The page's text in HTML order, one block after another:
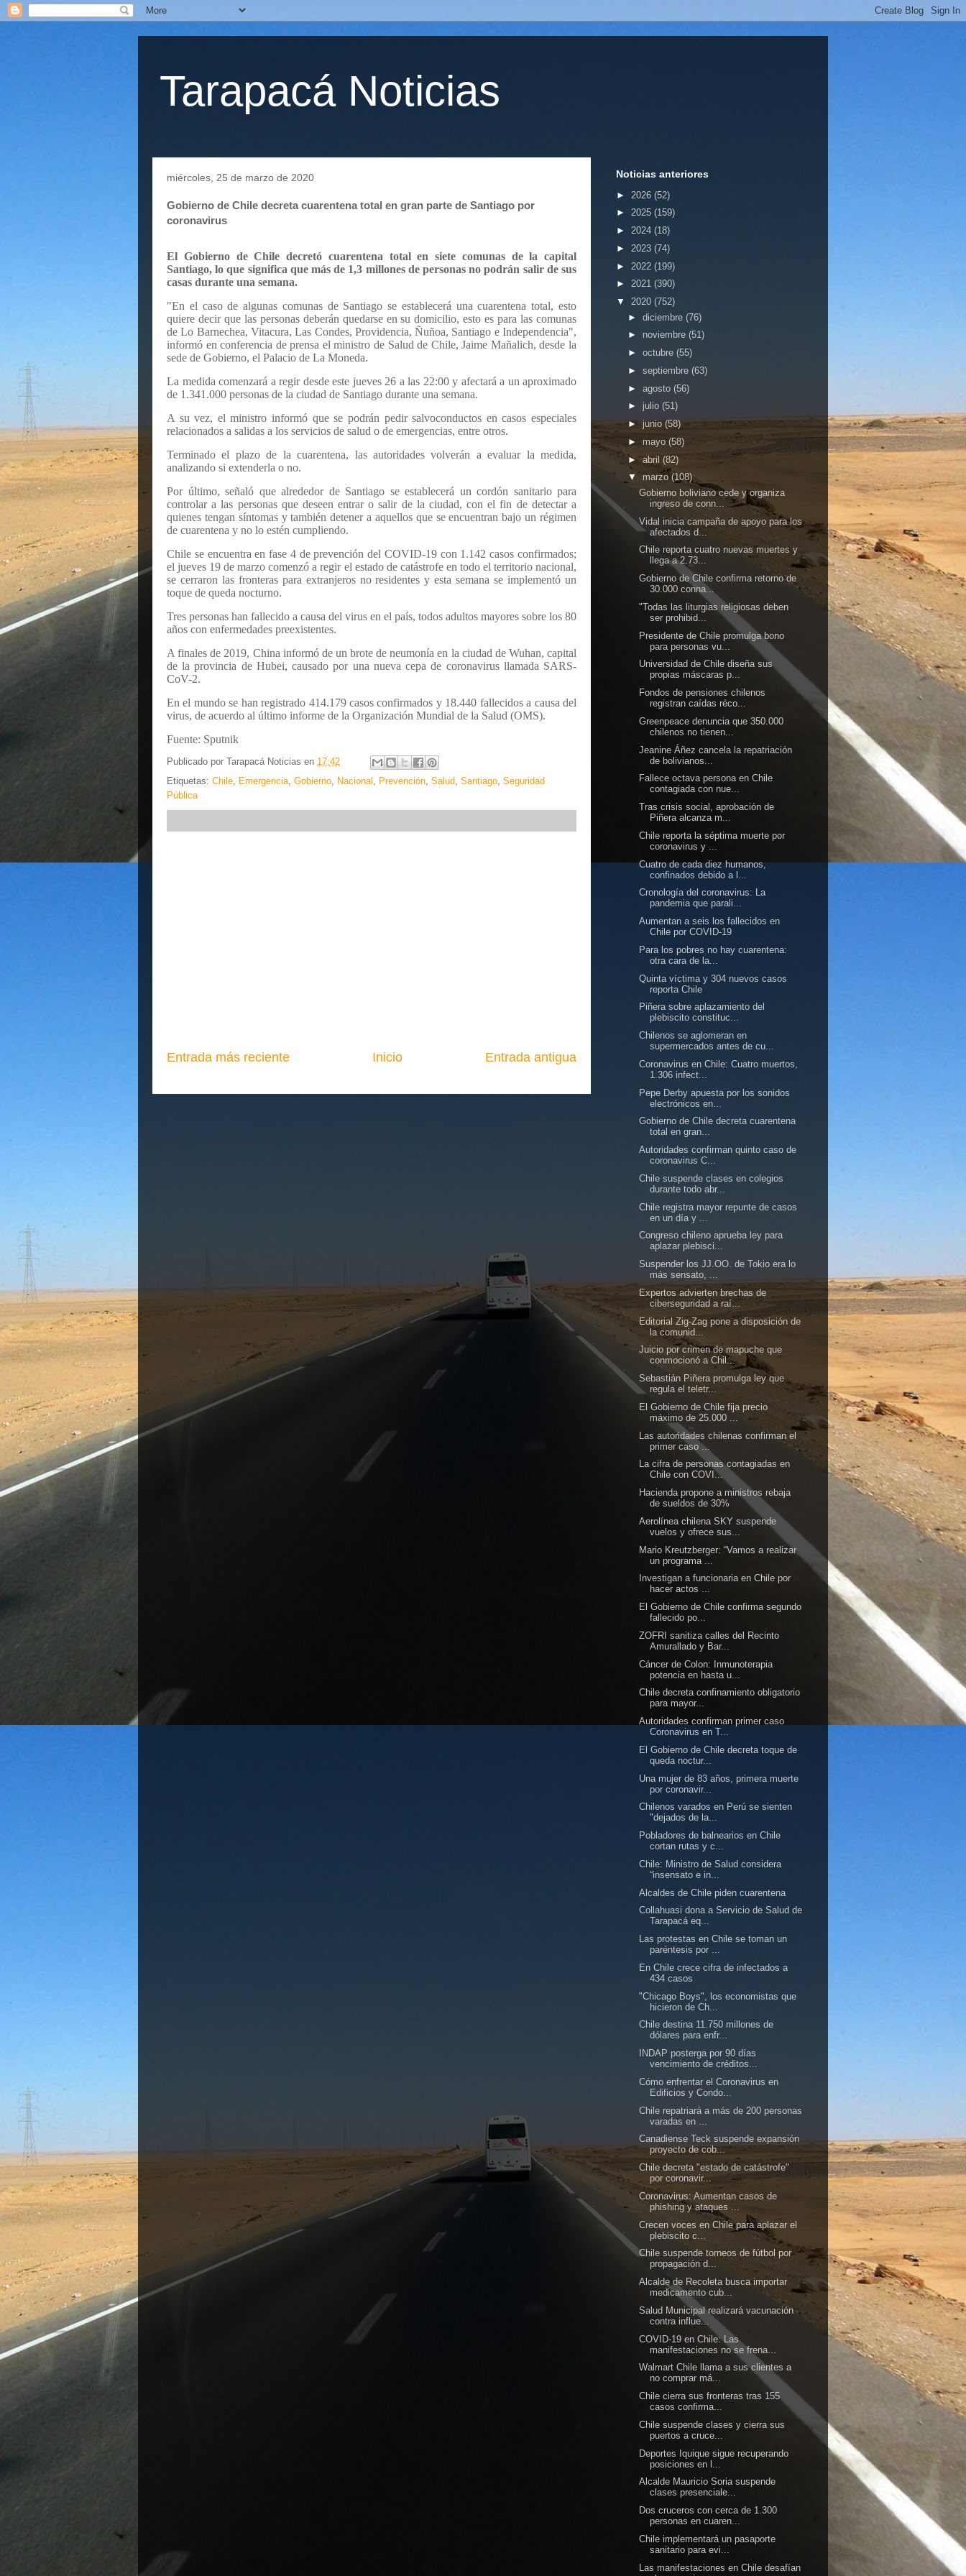
Tarapacá Noticias
miércoles, 25 de marzo de 2020
Gobierno de Chile decreta cuarentena total en gran parte de Santiago por
coronavirus
El Gobierno de Chile decretó cuarentena total en siete comunas de la capital
Santiago, lo que significa que más de 1,3 millones de personas no podrán salir de sus
casas durante una semana.
"En el caso de algunas comunas de Santiago se establecerá una cuarentena total, esto
quiere decir que las personas deberán quedarse en su domicilio, esto es para las comunas
de Lo Barnechea, Vitacura, Las Condes, Providencia, Ñuñoa, Santiago e Independencia",
informó en conferencia de prensa el ministro de Salud de Chile, Jaime Mañalich, desde la
sede de Gobierno, el Palacio de La Moneda.
La medida comenzará a regir desde este jueves 26 a las 22:00 y afectará a un aproximado
de 1.341.000 personas de la ciudad de Santiago durante una semana.
A su vez, el ministro informó que se podrán pedir salvoconductos en casos especiales
relacionados a salidas a los servicios de salud o de emergencias, entre otros.
Terminado el plazo de la cuarentena, las autoridades volverán a evaluar la medida,
analizando si extenderla o no.
Por último, señaló que alrededor de Santiago se establecerá un cordón sanitario para
controlar a las personas que deseen entrar o salir de la ciudad, con el fin de detectar a
quienes tengan síntomas y también detener a aquellos que se encuentran bajo un régimen
de cuarentena y no lo estén cumpliendo.
Chile se encuentra en fase 4 de prevención del COVID-19 con 1.142 casos confirmados;
el jueves 19 de marzo comenzó a regir el estado de catástrofe en todo el territorio nacional,
se cerraron las fronteras para extranjeros no residentes y esta semana se implementó un
toque de queda nocturno.
Tres personas han fallecido a causa del virus en el país, todos adultos mayores sobre los 80
años con enfermedades preexistentes.
A finales de 2019, China informó de un brote de neumonía en la ciudad de Wuhan, capital
de la provincia de Hubei, causado por una nueva cepa de coronavirus llamada SARS-
CoV-2.
En el mundo se han registrado 414.179 casos confirmados y 18.440 fallecidos a causa del
virus, de acuerdo al último informe de la Organización Mundial de la Salud (OMS).
Fuente: Sputnik
Publicado por Tarapacá Noticias en 17:42
Etiquetas: Chile, Emergencia, Gobierno, Nacional , Prevención, Salud, Santiago, Seguridad
Pública
Entrada más reciente Entrada antigua
Inicio
Noticias anteriores
► 2026 (52)
► 2025 (159)
► 2024 (18)
► 2023 (74)
► 2022 (199)
► 2021 (390)
▼ 2020 (752)
► diciembre (76)
► noviembre (51)
► octubre (55)
► septiembre (63)
► agosto (56)
► julio (51)
► junio (58)
► mayo (58)
►abril (82)
▼ marzo (108)
Gobierno boliviano cede y organiza
ingreso de conn...
Vidal inicia campaña de apoyo para los
afectados d...
Chile reporta cuatro nuevas muertes y
llega a 2.73...
Gobierno de Chile confirma retorno de
30.000 conna...
"Todas las liturgias religiosas deben
ser prohibid...
Presidente de Chile promulga bono
para personas vu...
Universidad de Chile diseña sus
propias máscaras p...
Fondos de pensiones chilenos
registran caídas réco...
Greenpeace denuncia que 350.000
chilenos no tienen...
Jeanine Áñez cancela la repatriación
de bolivianos...
Fallece octava persona en Chile
contagiada con nue...
Tras crisis social, aprobación de
Piñera alcanza m...
Chile reporta la séptima muerte por
coronavirus y ...
Cuatro de cada diez humanos,
confinados debido a l...
Cronología del coronavirus: La
pandemia que parali...
Aumentan a seis los fallecidos en
Chile por COVID-19
Para los pobres no hay cuarentena:
otra cara de la...
Quinta víctima y 304 nuevos casos
reporta Chile
Piñera sobre aplazamiento del
plebiscito constituc...
Chilenos se aglomeran en
supermercados antes de cu...
Coronavirus en Chile: Cuatro muertos,
1.306 infect...
Pepe Derby apuesta por los sonidos
electrónicos en...
Gobierno de Chile decreta cuarentena
total en gran...
Autoridades confirman quinto caso de
coronavirus C...
Chile suspende clases en colegios
durante todo abr...
Chile registra mayor repunte de casos
en un día y ...
Congreso chileno aprueba ley para
aplazar plebisci...
Suspender los JJ.OO. de Tokio era lo
más sensato, ...
Expertos advierten brechas de
ciberseguridad a raí...
Editorial Zig-Zag pone a disposición de
la comunid...
Juicio por crimen de mapuche que
conmocionó a Chil...
Sebastián Piñera promulga ley que
regula el teletr...
El Gobierno de Chile fija precio
máximo de 25.000 ...
Las autoridades chilenas confirman el
primer caso ...
La cifra de personas contagiadas en
Chile con COVI...
Hacienda propone a ministros rebaja
de sueldos de 30%
Aerolínea chilena SKY suspende
vuelos y ofrece sus...
Mario Kreutzberger: “Vamos a realizar
un programa ...
Investigan a funcionaria en Chile por
hacer actos ...
El Gobierno de Chile confirma segundo
fallecido po...
ZOFRI sanitiza calles del Recinto
Amurallado y Bar...
Cáncer de Colon: Inmunoterapia
potencia en hasta u...
Chile decreta confinamiento obligatorio
para mayor...
Autoridades confirman primer caso
Coronavirus en T...
El Gobierno de Chile decreta toque de
queda noctur...
Una mujer de 83 años, primera muerte
por coronavir...
Chilenos varados en Perú se sienten
"dejados de la...
Pobladores de balnearios en Chile
cortan rutas y c...
Chile: Ministro de Salud considera
“insensato e in...
Alcaldes de Chile piden cuarentena
Collahuasi dona a Servicio de Salud de
Tarapacá eq...
Las protestas en Chile se toman un
paréntesis por ...
En Chile crece cifra de infectados a
434 casos
"Chicago Boys", los economistas que
hicieron de Ch...
Chile destina 11.750 millones de
dólares para enfr...
INDAP posterga por 90 días
vencimiento de créditos...
Cómo enfrentar el Coronavirus en
Edificios y Condo...
Chile repatriará a más de 200 personas
varadas en ...
Canadiense Teck suspende expansión
proyecto de cob...
Chile decreta "estado de catástrofe"
por coronavir...
Coronavirus: Aumentan casos de
phishing y ataques ...
Crecen voces en Chile para aplazar el
plebiscito c...
Chile suspende torneos de fútbol por
propagación d...
Alcalde de Recoleta busca importar
medicamento cub...
Salud Municipal realizará vacunación
contra influe...
COVID-19 en Chile: Las
manifestaciones no se frena...
Walmart Chile llama a sus clientes a
no comprar má...
Chile cierra sus fronteras tras 155
casos confirma...
Chile suspende clases y cierra sus
puertos a cruce...
Deportes Iquique sigue recuperando
posiciones en l...
Alcalde Mauricio Soria suspende
clases presenciale...
Dos cruceros con cerca de 1.300
personas en cuaren...
Chile implementará un pasaporte
sanitario para evi...
Las manifestaciones en Chile desafían